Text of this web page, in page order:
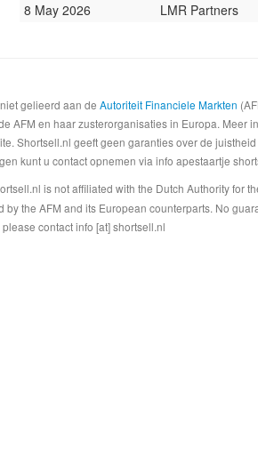
8 May 2026
LMR Partners
gelieerd aan de Autoriteit Financiele Markten
AFM en haar zusterorganisaties in Europa.
Shortsell.nl geeft geen garanties over de
kunt u contact opnemen via info apestaartje
is not affiliated with the Dutch Authority for
by the AFM and its European counterparts. No
contact info [at] shortsell.nl